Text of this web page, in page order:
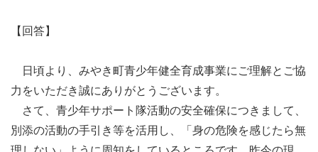
【回答】
日頃より、みやき町青少年健全育成事業にご理解とご協
力をいただき誠にありがとうございます。
さて、青少年サポート隊活動の安全確保につきまして、
別添の活動の手引き等を活用し、「身の危険を感じたら無